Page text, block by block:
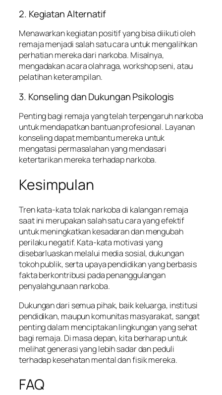
2. Kegiatan Alternatif
Menawarkan kegiatan positif yang bisa diikuti oleh
remaja menjadi salah satu cara untuk mengalihkan
perhatian mereka dari narkoba. Misalnya,
mengadakan acara olahraga, workshop seni, atau
pelatihan keterampilan.
3. Konseling dan Dukungan Psikologis
Penting bagi remaja yang telah terpengaruh narkoba
untuk mendapatkan bantuan profesional. Layanan
konseling dapat membantu mereka untuk
mengatasi permasalahan yang mendasari
ketertarikan mereka terhadap narkoba.
Kesimpulan
Tren kata-kata tolak narkoba di kalangan remaja
saat ini merupakan salah satu cara yang efektif
untuk meningkatkan kesadaran dan mengubah
perilaku negatif. Kata-kata motivasi yang
disebarluaskan melalui media sosial, dukungan
tokoh publik, serta upaya pendidikan yang berbasis
fakta berkontribusi pada penanggulangan
penyalahgunaan narkoba.
Dukungan dari semua pihak, baik keluarga, institusi
pendidikan, maupun komunitas masyarakat, sangat
penting dalam menciptakan lingkungan yang sehat
bagi remaja. Di masa depan, kita berharap untuk
melihat generasi yang lebih sadar dan peduli
terhadap kesehatan mental dan fisik mereka.
FAQ